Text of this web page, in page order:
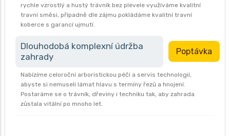
rychle vzrostlý a hustý trávník bez plevele využíváme kvalitní
travní směsi, případně dle zájmu pokládáme kvalitní travní
koberce s garancí ujmutí.
Dlouhodobá komplexní údržba
zahrady
Poptávka
Nabízíme celoroční arboristickou péči a servis technologií,
abyste si nemuseli lámat hlavu s termíny řezů a hnojení.
Postaráme se o trávník, dřeviny i techniku tak, aby zahrada
zůstala vitální po mnoho let.